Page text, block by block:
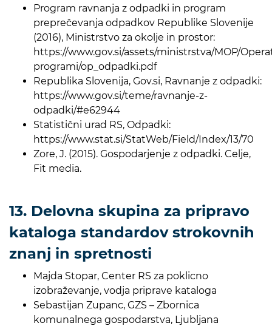
Program ravnanja z odpadki in program
preprečevanja odpadkov Republike Slovenije
(2016), Ministrstvo za okolje in prostor:
https://www.gov.si/assets/ministrstva/MOP/
programi/op_odpadki.pdf
Republika Slovenija, Gov.si, Ravnanje z odpadki:
https://www.gov.si/teme/ravnanje-z-
odpadki/#e62944
Statistični urad RS, Odpadki:
https://www.stat.si/StatWeb/Field/Index/13/70
Zore, J. (2015). Gospodarjenje z odpadki. Celje,
Fit media.
13. Delovna skupina za pripravo
kataloga standardov strokovnih
znanj in spretnosti
Majda Stopar, Center RS za poklicno
izobraževanje, vodja priprave kataloga
Sebastijan Zupanc, GZS – Zbornica
komunalnega gospodarstva, Ljubljana